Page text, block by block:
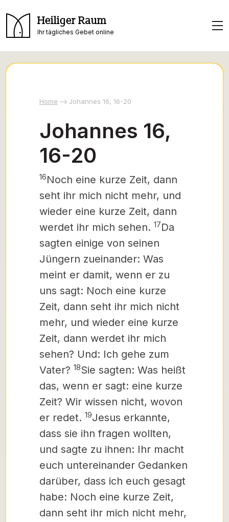
Heiliger Raum
Ihr tägliches Gebet online
Home Johannes 16, 16-20
Johannes 16,
16-20
16Noch eine kurze Zeit, dann
seht ihr mich nicht mehr, und
wieder eine kurze Zeit, dann
werdet ihr mich sehen. 17Da
sagten einige von seinen
Jüngern zueinander: Was
meint er damit, wenn er zu
uns sagt: Noch eine kurze
Zeit, dann seht ihr mich nicht
mehr, und wieder eine kurze
Zeit, dann werdet ihr mich
sehen? Und: Ich gehe zum
Vater? 18Sie sagten: Was heißt
das, wenn er sagt: eine kurze
Zeit? Wir wissen nicht, wovon
er redet. 19Jesus erkannte,
dass sie ihn fragen wollten,
und sagte zu ihnen: Ihr macht
euch untereinander Gedanken
darüber, dass ich euch gesagt
habe: Noch eine kurze Zeit,
dann seht ihr mich nicht mehr,